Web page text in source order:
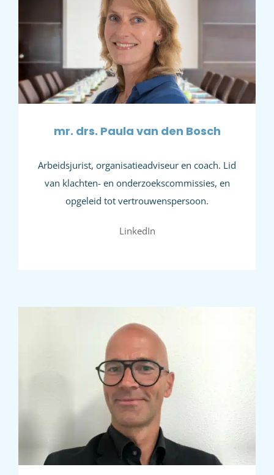
mr. drs. Paula van den Bosch
Arbeidsjurist, organisatieadviseur en coach. Lid
van klachten- en onderzoekscommissies, en
opgeleid tot vertrouwenspersoon.
LinkedIn